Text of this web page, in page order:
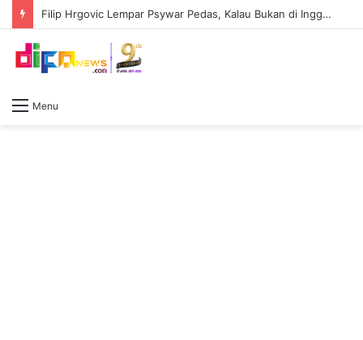
Filip Hrgovic Lempar Psywar Pedas, Kalau Bukan di Inggris, Tidak Ada Yang Kenal Moses Itauma
Menu